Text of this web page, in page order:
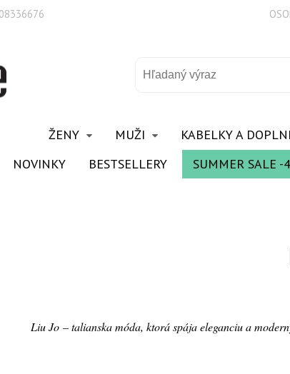
ŽENY MUŽI KABELKY A
NOVINKY
BESTSELLERY SUMMER SALE -
Liu Jo – talianska móda, ktorá spája eleganciu a